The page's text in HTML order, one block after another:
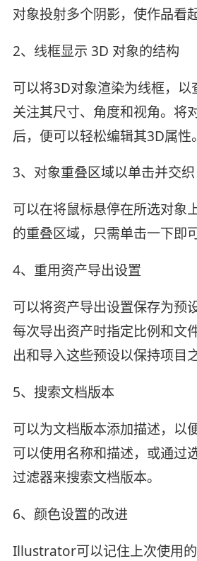
对象投射多个阴影，使作品看
2、线框显示 3D 对象的结构
可以将3D对象渲染为线框，
关注其尺寸、角度和视角。将
后，便可以轻松编辑其3D属性。
3、对象重叠区域以单击并交织
可以在将鼠标悬停在所选对象
的重叠区域，只需单击一下即
4、重用资产导出设置
可以将资产导出设置保存为预
每次导出资产时指定比例和文
出和导入这些预设以保持项目
5、搜索文档版本
可以为文档版本添加描述，以
可以使用名称和描述，或通过
过滤器来搜索文档版本。
6、颜色设置的改进
Illustrator可以记住上次使用